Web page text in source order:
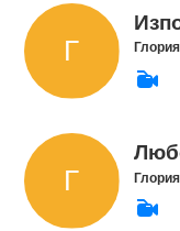
Глория
Глория